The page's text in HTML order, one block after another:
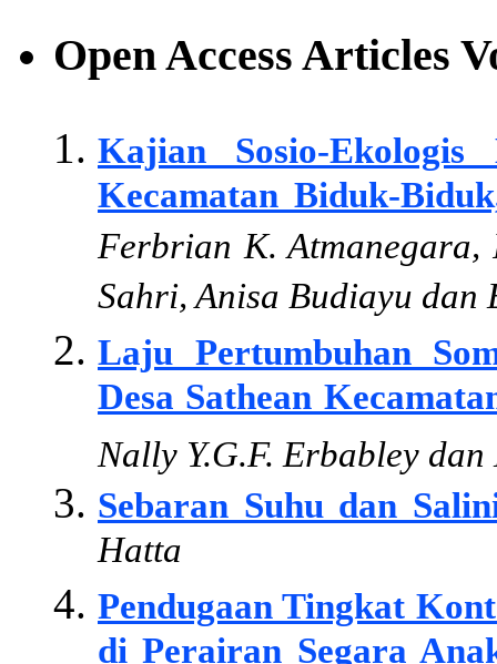
Open Access Articles
Kajian Sosio-
Kecamatan Biduk-
Ferbrian K.
Sahri, Anisa Budiayu dan
Laju Pertumbuhan
Desa Sathean
Nally Y.G.F. Erbabley
Sebaran Suhu dan
Hatta
Pendugaan Tingkat